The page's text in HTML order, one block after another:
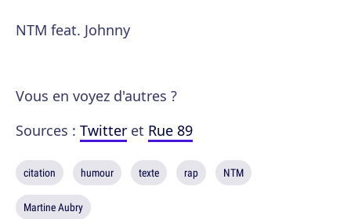
NTM feat. Johnny
Vous en voyez d'autres ?
Sources : Twitter et Rue 89
citation humour texte rap NTM
Martine Aubry